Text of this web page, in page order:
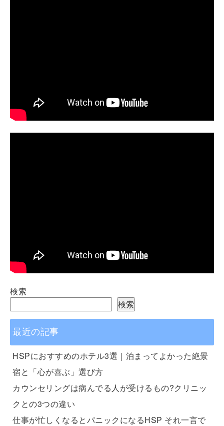
検索
検索
最近の記事
HSPにおすすめのホテル3選｜泊まってよかった絶景
宿と「心が喜ぶ」選び方
カウンセリングは病んでる人が受けるもの?クリニッ
クとの3つの違い
仕事が忙しくなるとパニックになるHSP それ一言で